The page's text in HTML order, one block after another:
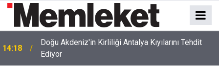
14:18
Doğu Akdeniz'in Kirliliği Antalya Kıyılarını Tehdit
Ediyor